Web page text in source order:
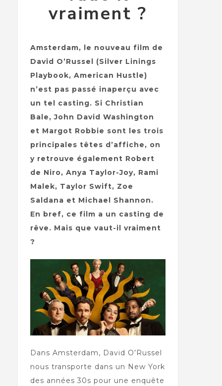
vraiment ?
Amsterdam, le nouveau film de
David O’Russel (Silver Linings
Playbook, American Hustle)
n’est pas passé inaperçu avec
un tel casting. Si Christian
Bale, John David Washington
et Margot Robbie sont les trois
principales têtes d’affiche, on
y retrouve également Robert
de Niro, Anya Taylor-Joy, Rami
Malek, Taylor Swift, Zoe
Saldana et Michael Shannon.
En bref, ce film a un casting de
rêve. Mais que vaut-il vraiment
?
Dans Amsterdam, David O’Russel
nous transporte dans un New York
des années 30s pour une enquête